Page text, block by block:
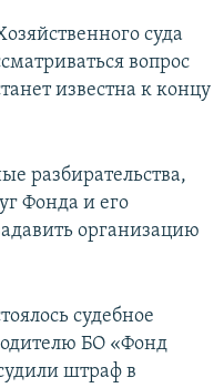
суда
вопрос
известна к концу
разбирательства,
Фонда и его
организацию
судебное
БО «Фонд
штраф в